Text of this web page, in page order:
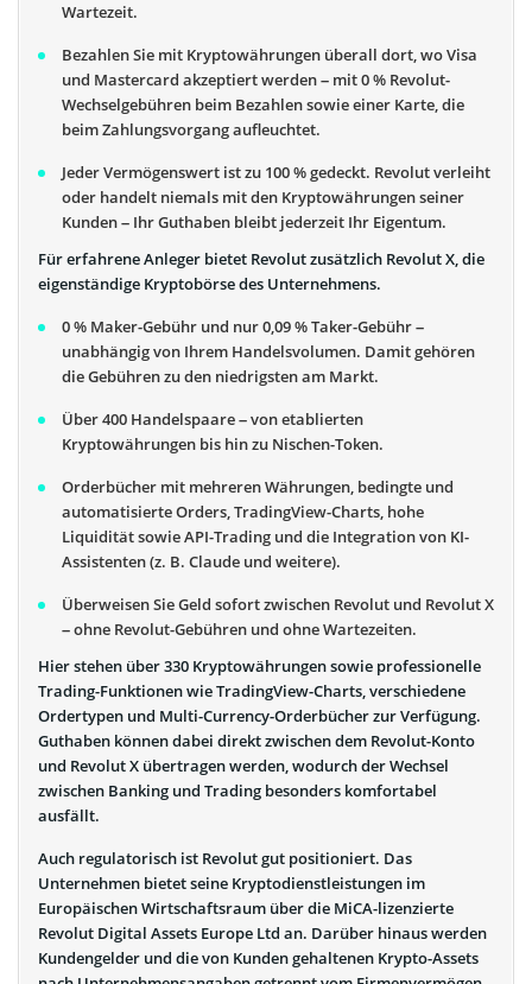
Wartezeit.
Bezahlen Sie mit Kryptowährungen überall dort, wo Visa
und Mastercard akzeptiert werden – mit 0 % Revolut-
Wechselgebühren beim Bezahlen sowie einer Karte, die
beim Zahlungsvorgang aufleuchtet.
Jeder Vermögenswert ist zu 100 % gedeckt. Revolut verleiht
oder handelt niemals mit den Kryptowährungen seiner
Kunden – Ihr Guthaben bleibt jederzeit Ihr Eigentum.
Für erfahrene Anleger bietet Revolut zusätzlich Revolut X, die
eigenständige Kryptobörse des Unternehmens.
0 % Maker-Gebühr und nur 0,09 % Taker-Gebühr –
unabhängig von Ihrem Handelsvolumen. Damit gehören
die Gebühren zu den niedrigsten am Markt.
Über 400 Handelspaare – von etablierten
Kryptowährungen bis hin zu Nischen-Token.
Orderbücher mit mehreren Währungen, bedingte und
automatisierte Orders, TradingView-Charts, hohe
Liquidität sowie API-Trading und die Integration von KI-
Assistenten (z. B. Claude und weitere).
Überweisen Sie Geld sofort zwischen Revolut und Revolut X
– ohne Revolut-Gebühren und ohne Wartezeiten.
Hier stehen über 330 Kryptowährungen sowie professionelle
Trading-Funktionen wie TradingView-Charts, verschiedene
Ordertypen und Multi-Currency-Orderbücher zur Verfügung.
Guthaben können dabei direkt zwischen dem Revolut-Konto
und Revolut X übertragen werden, wodurch der Wechsel
zwischen Banking und Trading besonders komfortabel
ausfällt.
Auch regulatorisch ist Revolut gut positioniert. Das
Unternehmen bietet seine Kryptodienstleistungen im
Europäischen Wirtschaftsraum über die MiCA-lizenzierte
Revolut Digital Assets Europe Ltd an. Darüber hinaus werden
Kundengelder und die von Kunden gehaltenen Krypto-Assets